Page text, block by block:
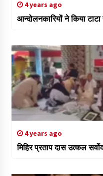
4 years ago
आन्दोलनकारियों ने किया
4 years ago
मिहिर प्रताप दास उत्कल